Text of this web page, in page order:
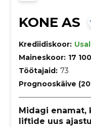
KONE AS
Krediidiskoor:
Maineskoor: 17 100
Töötajaid: 73
Prognooskäive
Midagi enamat,
liftide uus